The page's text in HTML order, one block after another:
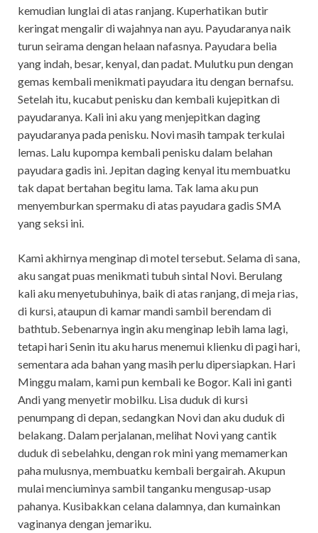
kemudian lunglai di atas ranjang. Kuperhatikan butir
keringat mengalir di wajahnya nan ayu. Payudaranya naik
turun seirama dengan helaan nafasnya. Payudara belia
yang indah, besar, kenyal, dan padat. Mulutku pun dengan
gemas kembali menikmati payudara itu dengan bernafsu.
Setelah itu, kucabut penisku dan kembali kujepitkan di
payudaranya. Kali ini aku yang menjepitkan daging
payudaranya pada penisku. Novi masih tampak terkulai
lemas. Lalu kupompa kembali penisku dalam belahan
payudara gadis ini. Jepitan daging kenyal itu membuatku
tak dapat bertahan begitu lama. Tak lama aku pun
menyemburkan spermaku di atas payudara gadis SMA
yang seksi ini.
Kami akhirnya menginap di motel tersebut. Selama di sana,
aku sangat puas menikmati tubuh sintal Novi. Berulang
kali aku menyetubuhinya, baik di atas ranjang, di meja rias,
di kursi, ataupun di kamar mandi sambil berendam di
bathtub. Sebenarnya ingin aku menginap lebih lama lagi,
tetapi hari Senin itu aku harus menemui klienku di pagi hari,
sementara ada bahan yang masih perlu dipersiapkan. Hari
Minggu malam, kami pun kembali ke Bogor. Kali ini ganti
Andi yang menyetir mobilku. Lisa duduk di kursi
penumpang di depan, sedangkan Novi dan aku duduk di
belakang. Dalam perjalanan, melihat Novi yang cantik
duduk di sebelahku, dengan rok mini yang memamerkan
paha mulusnya, membuatku kembali bergairah. Akupun
mulai menciuminya sambil tanganku mengusap-usap
pahanya. Kusibakkan celana dalamnya, dan kumainkan
vaginanya dengan jemariku.